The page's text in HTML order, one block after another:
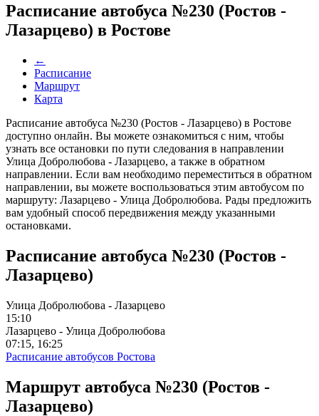
Расписание автобуса №230 (Ростов -
Лазарцево) в Ростове
←
Расписание
Маршрут
Карта
Расписание автобуса №230 (Ростов - Лазарцево) в Ростове
доступно онлайн. Вы можете ознакомиться с ним, чтобы
узнать все остановки по пути следования в направлении
Улица Добролюбова - Лазарцево, а также в обратном
направлении. Если вам необходимо переместиться в обратном
направлении, вы можете воспользоваться этим автобусом по
маршруту: Лазарцево - Улица Добролюбова. Рады предложить
вам удобный способ передвижения между указанными
остановками.
Расписание автобуса №230 (Ростов -
Лазарцево)
Улица Добролюбова - Лазарцево
15:10
Лазарцево - Улица Добролюбова
07:15, 16:25
Расписание автобусов Ростова
Маршрут автобуса №230 (Ростов -
Лазарцево)